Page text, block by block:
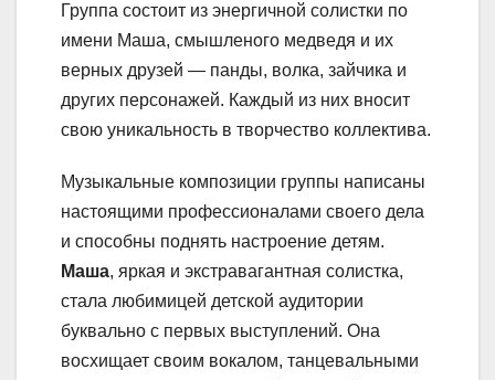
Группа состоит из энергичной солистки по
имени Маша, смышленого медведя и их
верных друзей — панды, волка, зайчика и
других персонажей. Каждый из них вносит
свою уникальность в творчество коллектива.
Музыкальные композиции группы написаны
настоящими профессионалами своего дела
и способны поднять настроение детям.
Маша, яркая и экстравагантная солистка,
стала любимицей детской аудитории
буквально с первых выступлений. Она
восхищает своим вокалом, танцевальными